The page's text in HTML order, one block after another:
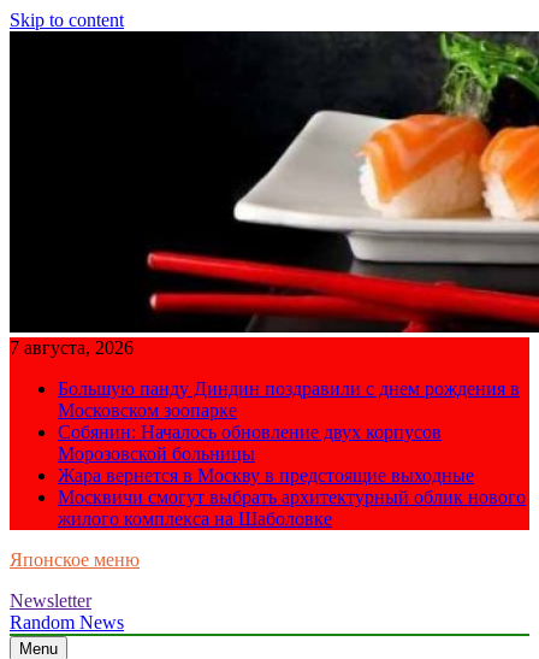
Skip to content
7 августа, 2026
Большую панду Диндин поздравили с днем рождения в
Московском зоопарке
Собянин: Началось обновление двух корпусов
Морозовской больницы
Жара вернется в Москву в предстоящие выходные
Москвичи смогут выбрать архитектурный облик нового
жилого комплекса на Шаболовке
Японское меню
Newsletter
Random News
Menu